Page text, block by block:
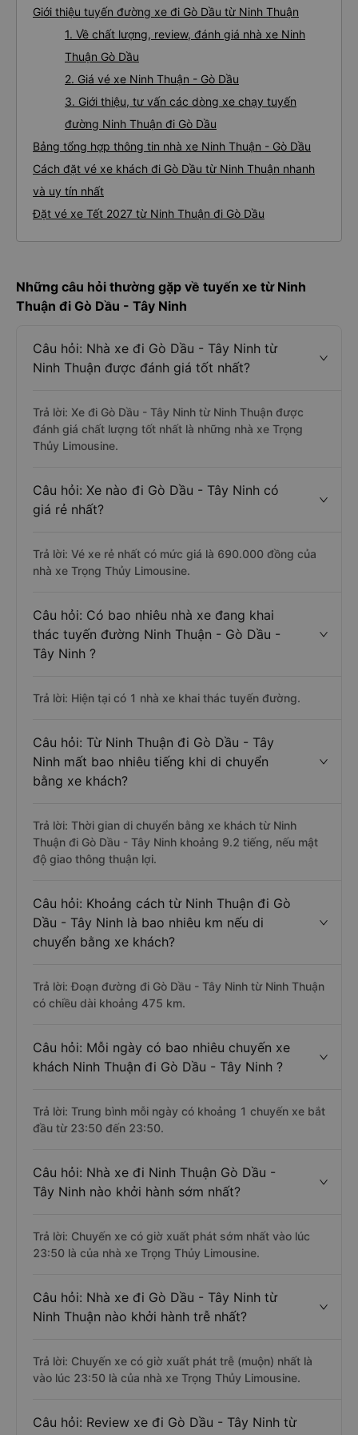
Giới thiệu tuyến đường xe đi Gò Dầu từ Ninh Thuận
1. Về chất lượng, review, đánh giá nhà xe Ninh
Thuận Gò Dầu
2. Giá vé xe Ninh Thuận - Gò Dầu
3. Giới thiệu, tư vấn các dòng xe chạy tuyến
đường Ninh Thuận đi Gò Dầu
Bảng tổng hợp thông tin nhà xe Ninh Thuận - Gò Dầu
Cách đặt vé xe khách đi Gò Dầu từ Ninh Thuận nhanh
và uy tín nhất
Đặt vé xe Tết 2027 từ Ninh Thuận đi Gò Dầu
Những câu hỏi thường gặp về tuyến xe từ Ninh
Thuận đi Gò Dầu - Tây Ninh
Câu hỏi: Nhà xe đi Gò Dầu - Tây Ninh từ
Ninh Thuận được đánh giá tốt nhất?
Trả lời: Xe đi Gò Dầu - Tây Ninh từ Ninh Thuận được
đánh giá chất lượng tốt nhất là những nhà xe Trọng
Thủy Limousine.
Câu hỏi: Xe nào đi Gò Dầu - Tây Ninh có
giá rẻ nhất?
Trả lời: Vé xe rẻ nhất có mức giá là 690.000 đồng của
nhà xe Trọng Thủy Limousine.
Câu hỏi: Có bao nhiêu nhà xe đang khai
thác tuyến đường Ninh Thuận - Gò Dầu -
Tây Ninh ?
Trả lời: Hiện tại có 1 nhà xe khai thác tuyến đường.
Câu hỏi: Từ Ninh Thuận đi Gò Dầu - Tây
Ninh mất bao nhiêu tiếng khi di chuyển
bằng xe khách?
Trả lời: Thời gian di chuyển bằng xe khách từ Ninh
Thuận đi Gò Dầu - Tây Ninh khoảng 9.2 tiếng, nếu mật
độ giao thông thuận lợi.
Câu hỏi: Khoảng cách từ Ninh Thuận đi Gò
Dầu - Tây Ninh là bao nhiêu km nếu di
chuyển bằng xe khách?
Trả lời: Đoạn đường đi Gò Dầu - Tây Ninh từ Ninh Thuận
có chiều dài khoảng 475 km.
Câu hỏi: Mỗi ngày có bao nhiêu chuyến xe
khách Ninh Thuận đi Gò Dầu - Tây Ninh ?
Trả lời: Trung bình mỗi ngày có khoảng 1 chuyến xe bắt
đầu từ 23:50 đến 23:50.
Câu hỏi: Nhà xe đi Ninh Thuận Gò Dầu -
Tây Ninh nào khởi hành sớm nhất?
Trả lời: Chuyến xe có giờ xuất phát sớm nhất vào lúc
23:50 là của nhà xe Trọng Thủy Limousine.
Câu hỏi: Nhà xe đi Gò Dầu - Tây Ninh từ
Ninh Thuận nào khởi hành trễ nhất?
Trả lời: Chuyến xe có giờ xuất phát trễ (muộn) nhất là
vào lúc 23:50 là của nhà xe Trọng Thủy Limousine.
Câu hỏi: Review xe đi Gò Dầu - Tây Ninh từ